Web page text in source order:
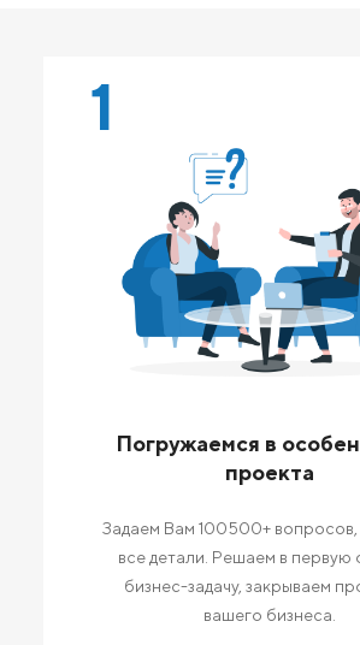
1
Погружаемся в
проекта
Задаем Вам 100500+ вопросов,
все детали. Решаем в первую
бизнес-задачу, закрываем
вашего бизнеса.